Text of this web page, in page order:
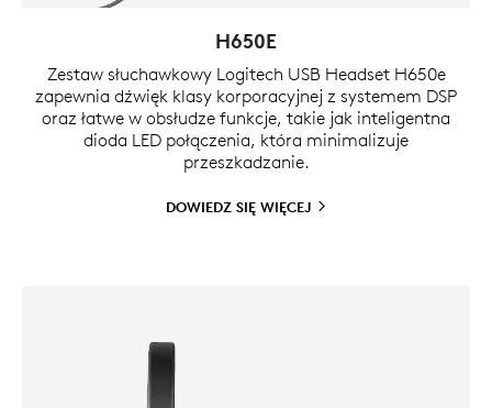
H650E
Zestaw słuchawkowy Logitech USB Headset H650e
zapewnia dźwięk klasy korporacyjnej z systemem DSP
oraz łatwe w obsłudze funkcje, takie jak inteligentna
dioda LED połączenia, która minimalizuje
przeszkadzanie.
DOWIEDZ SIĘ WIĘCEJ